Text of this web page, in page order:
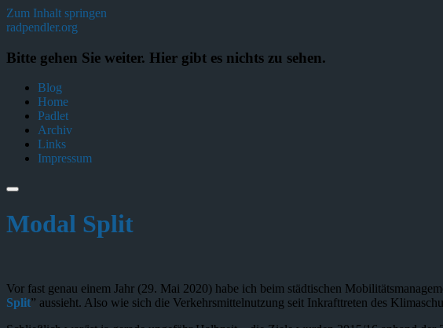
Zum Inhalt springen
radpendler.org
Bitte gehen Sie weiter. Hier gibt es nichts zu sehen.
Blog
Home
Padlet
Archiv
Links
Impressum
Modal Split
Vor fast genau einem Jahr (29. Mai 2020) habe ich beim städtischen
Split” aussieht. Also wie sich die Verkehrsmittelnutzung seit Inkrafttreten des